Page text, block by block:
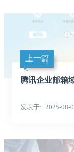
上一篇
腾讯企业邮箱
发表于 2025-08-